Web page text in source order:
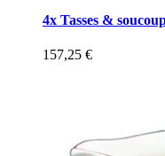
4x Tasses &
157,25 €